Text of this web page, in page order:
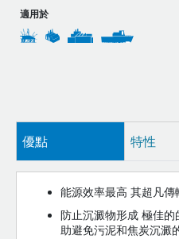
適用於
優點 特性
能源效率最高 其超凡傳
防止沉澱物形成 極佳
助避免污泥和焦炭沉澱